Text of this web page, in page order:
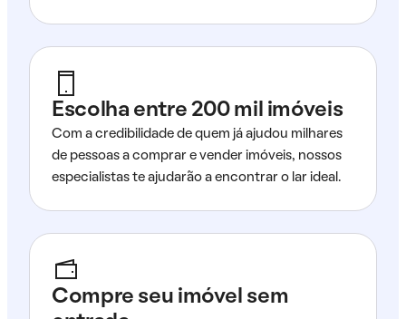
Escolha entre 200 mil imóveis
Com a credibilidade de quem já ajudou milhares
de pessoas a comprar e vender imóveis, nossos
especialistas te ajudarão a encontrar o lar ideal.
Compre seu imóvel sem